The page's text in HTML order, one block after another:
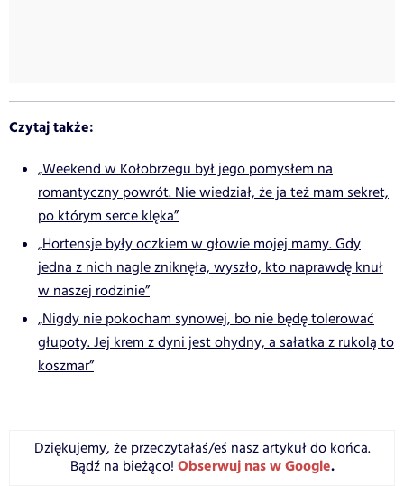
Czytaj także:
„Weekend w Kołobrzegu był jego pomysłem na
romantyczny powrót. Nie wiedział, że ja też mam sekret,
po którym serce klęka”
„Hortensje były oczkiem w głowie mojej mamy. Gdy
jedna z nich nagle zniknęła, wyszło, kto naprawdę knuł
w naszej rodzinie”
„Nigdy nie pokocham synowej, bo nie będę tolerować
głupoty. Jej krem z dyni jest ohydny, a sałatka z rukolą to
koszmar”
Dziękujemy, że przeczytałaś/eś nasz artykuł do końca.
Bądź na bieżąco! Obserwuj nas w Google.